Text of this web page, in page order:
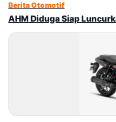
Berita Otomotif
AHM Diduga Siap